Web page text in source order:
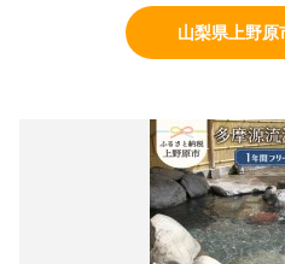
山梨県上野原